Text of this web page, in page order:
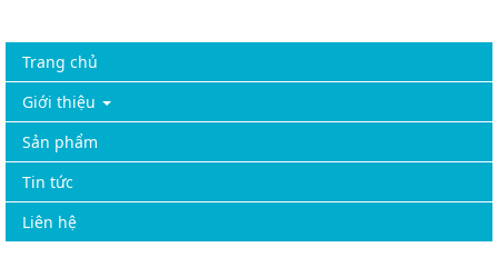
Trang chủ
Giới thiệu
Sản phẩm
Tin tức
Liên hệ